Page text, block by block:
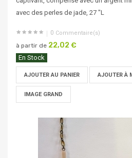
avec des perles de jade, 27 "L
0 Commentaire(s)
à partir de 22,02 €
En Stock
AJOUTER AU PANIER AJOUTER À
IMAGE GRAND